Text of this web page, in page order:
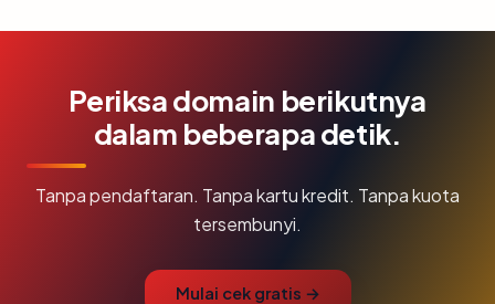
Periksa domain berikutnya
dalam beberapa detik.
Tanpa pendaftaran. Tanpa kartu kredit. Tanpa kuota
tersembunyi.
Mulai cek gratis →